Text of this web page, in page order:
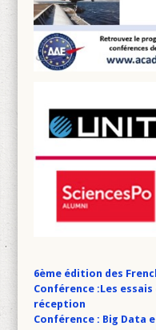
6ème édition des
Conférence :Les
réception
Conférence : Big Data